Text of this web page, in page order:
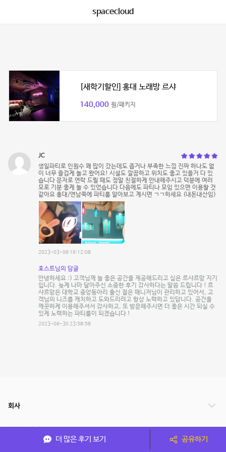
spacecloud
[새학기할인] 홍대 노래방 르샤
140,000 원/패키지
JC
생일파티로 인원수 꽤 많이 갔는데도 좁거나 부족한 느낌 진짜 하나도 없
이 너무 즐겁게 놀고 왔어요! 시설도 깔끔하고 위치도 좋고 있을거 다 있
습니다 문자로 연락 드릴 때도 정말 친절하게 안내해주시고 덕분에 여러
모로 기분 좋게 놀 수 있었습니다 다음에도 파티나 모임 있으면 이용할 것
같아요 홍대/연남쪽에 파티룸 알아보고 계시면 ㄱㄱ하세요 (내돈내산임)
2023-03-06 19:12:08
호스트님의 답글
안녕하세요 :) 고객님께 늘 좋은 공간을 제공해드리고 싶은 르샤르망 지기
입니다. 늦게 나마 달아주신 소중한 후기 감사하다는 말씀 드립니다 ! 르
샤르망은 대학교 중앙동아리 출신 젊은 매니저님이 관리하고 있어서, 고
객님의 니즈를 캐치하고 도와드리려고 항상 노력하고 있답니다. 공간을
깨끗하게 이용해주셔서 감사하고, 또 방문해주시면 더 좋은 시간 되실 수
있게 노력하는 파티룸이 되겠습니다 !
2023-06-30 23:58:58
더 많은 후기 보기 공유하기
회사